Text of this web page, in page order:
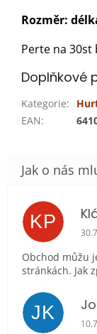
Rozměr:
Perte na 30st
Doplňkové
Kategorie:
EAN:
KP
Obchod můžu
stránkách. Jak
JK